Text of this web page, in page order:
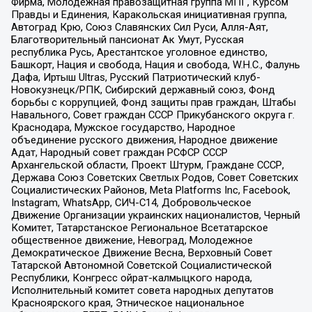
Правды и Единения, Каракольская инициативная группа,
Автоград Крю, Союз Славянских Сил Руси, Алля-Аят,
Благотворительный пансионат Ак Умут, Русская
республика Русь, Арестантское уголовное единство,
Башкорт, Нация и свобода, Нация и свобода, W.H.С., Фалунь
Дафа, Иртыш Ultras, Русский Патриотический клуб-
Новокузнецк/РПК, Сибирский державный союз, Фонд
борьбы с коррупцией, Фонд защиты прав граждан, Штабы
Навального, Совет граждан СССР Прикубанского округа г.
Краснодара, Мужское государство, Народное
объединение русского движения, Народное движение
Адат, Народный совет граждан РСФСР СССР
Архангельской области, Проект Штурм, Граждане СССР,
Держава Союз Советских Светлых Родов, Совет Советских
Социалистических Районов, Meta Platforms Inc, Facebook,
Instagram, WhatsApp, СИЧ-С14, Добровольческое
Движение Организации украинских националистов, Черный
Комитет, Татарстанское Региональное Всетатарское
общественное движение, Невоград, Молодежное
Демократическое Движение Весна, Верховный Совет
Татарской Автономной Советской Социалистической
Республики, Конгресс ойрат-калмыцкого народа,
Исполнительный комитет совета народных депутатов
Красноярского края, Этническое национальное